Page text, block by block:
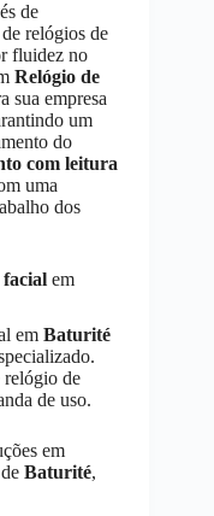
de
relógios de
fluidez no
Relógio de
sua empresa
um
do
com leitura
uma
dos
facial em
em Baturité
relógio de
de uso.
em
Baturité,